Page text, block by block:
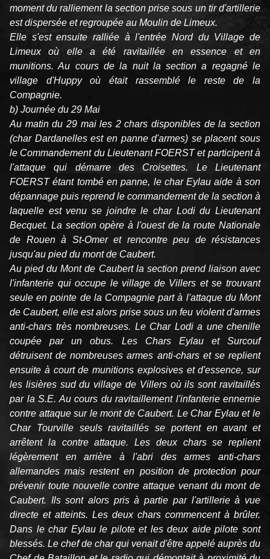
moment du ralliement la section prise sous un tir d'artillerie
est dispersée et regroupée au Moulin de Limeux.
Elle s'est ensuite ralliée à l'entrée Nord du Village de
Limeux où elle a été ravitaillée en essence et en
munitions. Au cours de la nuit la section a regagné le
village d'Huppy où était rassemblé le reste de la
Compagnie.
b) Journée du 29 Mai
Au matin du 29 mai les 2 chars disponibles de la section
(char Dardanelles est en panne d'armes) se placent sous
le Commandement du Lieutenant FOERST et participent à
l'attaque qui démarre des Croisettes. Le Lieutenant
FOERST étant tombé en panne, le char Eylau aide à son
dépannage puis reprend le commandement de la section à
laquelle est venu se joindre le char Lodi du Lieutenant
Becquet. La section opère à l'ouest de la route Nationale
de Rouen à St-Omer et rencontre peu de résistances
jusqu'au pied du mont de Caubert.
Au pied du Mont de Caubert la section prend liaison avec
l'infanterie qui occupe le village de Villers et se trouvant
seule en pointe de la Compagnie part à l'attaque du Mont
de Caubert, elle est alors prise sous un feu violent d'armes
anti-chars très nombreuses. Le Char Lodi a une chenille
coupée par un obus. Les Chars Eylau et Surcouf
détruisent de nombreuses armes anti-chars et se replient
ensuite à court de munitions explosives et d'essence, sur
les lisières sud du village de Villers où ils sont ravitaillés
par la S.E. Au cours du ravitaillement l'infanterie ennemie
contre attaque sur le mont de Caubert. Le Char Eylau et le
Char Tourville seuls ravitaillés se portent en avant et
arrêtent la contre attaque. Les deux chars se replient
légèrement en arrière à l'abri des armes anti-chars
allemandes mais restent en position de protection pour
prévenir toute nouvelle contre attaque venant du mont de
Caubert. Ils sont alors pris à partie par l'artillerie à vue
directe et atteints. Les deux chars commencent à brûler.
Dans le char Eylau le pilote et les deux aide pilote sont
blessés. Le chef de char qui venait d'être appelé auprès du